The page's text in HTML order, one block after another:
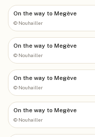
On the way to Megève
© Nouhailler
On the way to Megève
© Nouhailler
On the way to Megève
© Nouhailler
On the way to Megève
© Nouhailler